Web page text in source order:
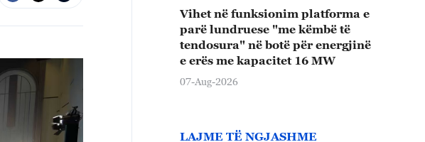
Vihet në funksionim platforma e
parë lundruese "me këmbë të
tendosura" në botë për energjinë
e erës me kapacitet 16 MW
07-Aug-2026
LAJME TË NGJASHME